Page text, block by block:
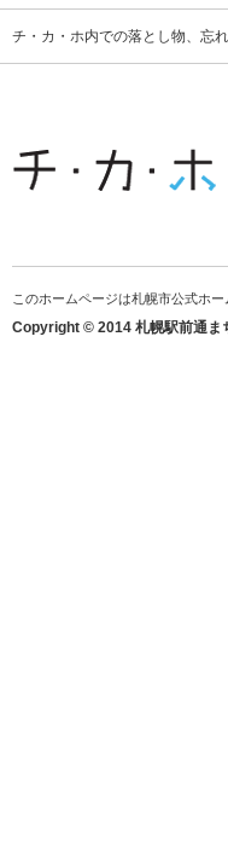
チ・カ・ホ内での落とし物、忘
このホームページは札幌市公式ホ
Copyright © 2014 札幌駅前通